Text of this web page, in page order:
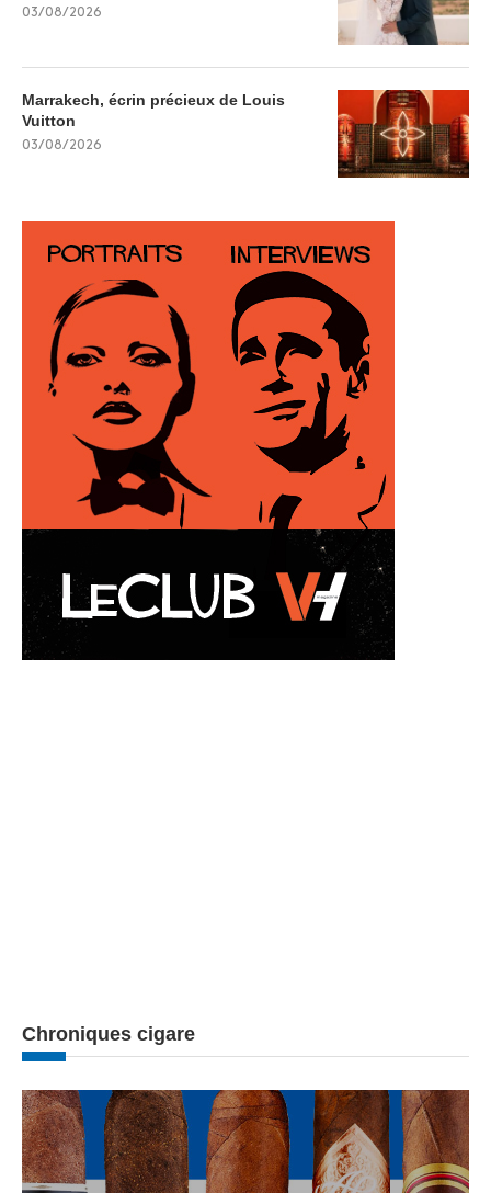
03/08/2026
Marrakech, écrin précieux de Louis
Vuitton
03/08/2026
Chroniques cigare